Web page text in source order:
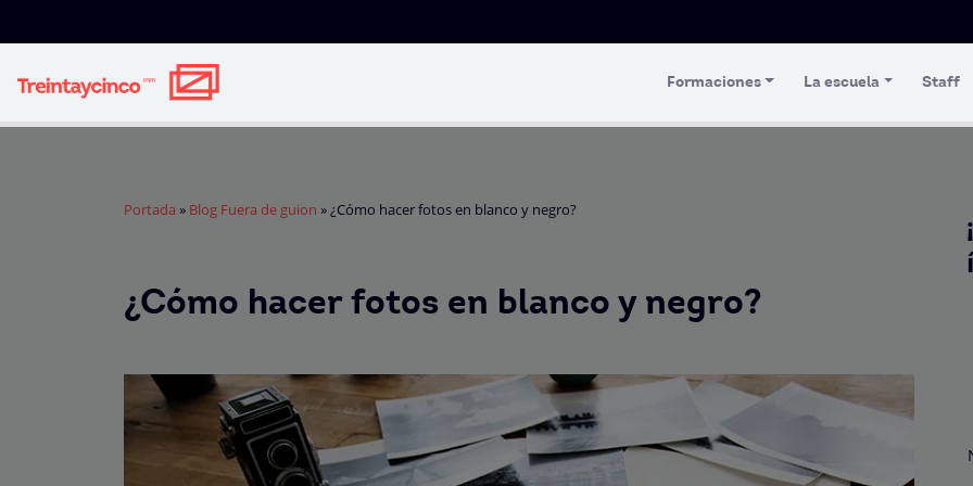
Formaciones La escuela Staff
Portada » Blog Fuera de guion »¿Cómo hacer fotos en blanco y negro?
¿Cómo hacer fotos en blanco y negro?